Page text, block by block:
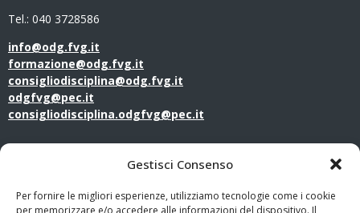
Gestisci Consenso
Per fornire le migliori esperienze, utilizziamo tecnologie come i cookie
per memorizzare e/o accedere alle informazioni del dispositivo. Il
Tel.: 040 3728586
info@odg.fvg.it
formazione@odg.fvg.it
consigliodisciplina@odg.fvg.it
odgfvg@pec.it
consigliodisciplina.odgfvg@pec.it